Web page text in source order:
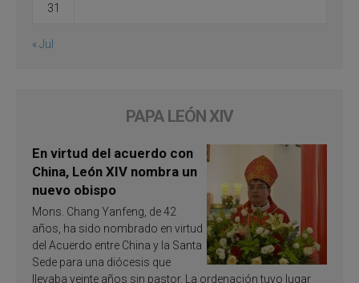
31
« Jul
PAPA LEÓN XIV
En virtud del acuerdo con
China, León XIV nombra un
nuevo obispo
Mons. Chang Yanfeng, de 42
años, ha sido nombrado en virtud
del Acuerdo entre China y la Santa
Sede para una diócesis que
llevaba veinte años sin pastor. La ordenación tuvo lugar